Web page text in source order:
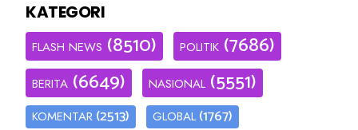
KATEGORI
FLASH NEWS (8510) POLITIK (7686)
BERITA (6649) NASIONAL (5551)
KOMENTAR (2513) GLOBAL (1767)